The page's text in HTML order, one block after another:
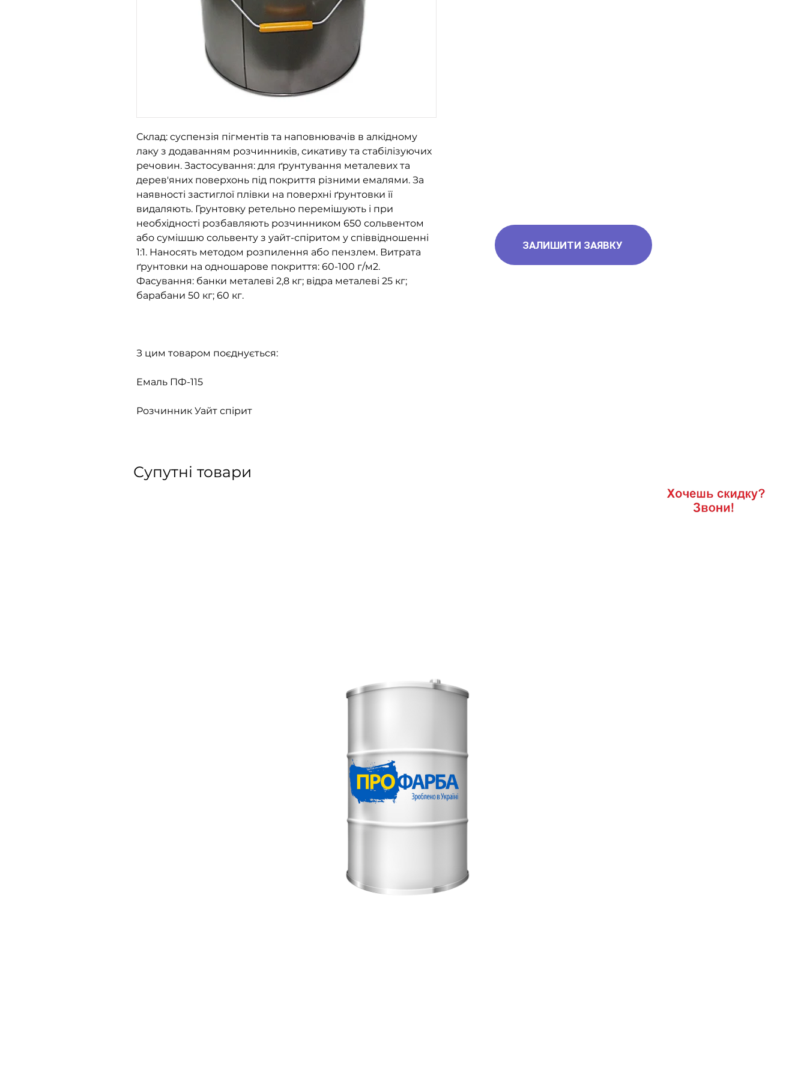
Склад: суспензія пігментів та наповнювачів в алкідному
лаку з додаванням розчинників, сикативу та стабілізуючих
речовин. Застосування: для ґрунтування металевих та
дерев'яних поверхонь під покриття різними емалями. За
наявності застиглої плівки на поверхні ґрунтовки її
видаляють. Грунтовку ретельно перемішують і при
необхідності розбавляють розчинником 650 сольвентом
або сумішшю сольвенту з уайт-спіритом у співвідношенні
1:1. Наносять методом розпилення або пензлем. Витрата
ґрунтовки на одношарове покриття: 60-100 г/м2.
Фасування: банки металеві 2,8 кг; відра металеві 25 кг;
барабани 50 кг; 60 кг.
З цим товаром поєднується:
Емаль ПФ-115
Розчинник Уайт спірит
ЗАЛИШИТИ ЗАЯВКУ
Супутні товари